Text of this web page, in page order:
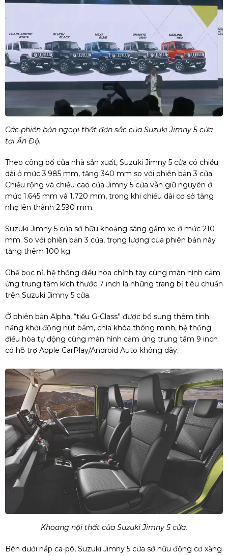
Các phiên bản ngoại thất đơn sắc của Suzuki Jimny 5 cửa
tại Ấn Độ.
Theo công bố của nhà sản xuất, Suzuki Jimny 5 cửa có chiều
dài ở mức 3.985 mm, tăng 340 mm so với phiên bản 3 cửa.
Chiều rộng và chiều cao của Jimny 5 cửa vẫn giữ nguyên ở
mức 1.645 mm và 1.720 mm, trong khi chiều dài cơ sở tăng
nhẹ lên thành 2.590 mm.
Suzuki Jimny 5 cửa sở hữu khoảng sáng gầm xe ở mức 210
mm. So với phiên bản 3 cửa, trọng lượng của phiên bản này
tăng thêm 100 kg.
Ghế bọc nỉ, hệ thống điều hòa chỉnh tay cùng màn hình cảm
ứng trung tâm kích thước 7 inch là những trang bị tiêu chuẩn
trên Suzuki Jimny 5 cửa.
Ở phiên bản Alpha, “tiểu G-Class” được bổ sung thêm tính
năng khởi động nút bấm, chìa khóa thông minh, hệ thống
điều hòa tự động cùng màn hình cảm ứng trung tâm 9 inch
có hỗ trợ Apple CarPlay/Android Auto không dây.
Khoang nội thất của Suzuki Jimny 5 cửa.
Bên dưới nắp ca-pô, Suzuki Jimny 5 cửa sở hữu động cơ xăng